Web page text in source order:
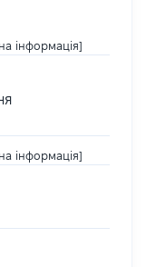
інформація]
інформація]